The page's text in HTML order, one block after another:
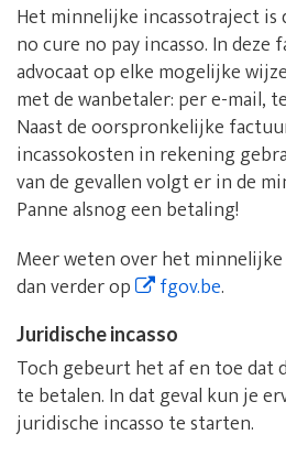
Het minnelijke incassotraject is
no cure no pay incasso. In deze
advocaat op elke mogelijke
met de wanbetaler: per e-mail,
Naast de oorspronkelijke
incassokosten in rekening
van de gevallen volgt er in de
Panne alsnog een betaling!
Meer weten over het
dan verder op
fgov.be.
Juridische incasso
Toch gebeurt het af en toe dat
te betalen. In dat geval kun je
juridische incasso te starten.